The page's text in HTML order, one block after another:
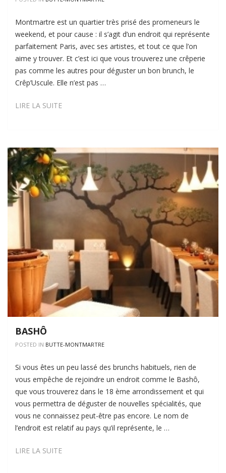
Montmartre est un quartier très prisé des promeneurs le
weekend, et pour cause : il s’agit d’un endroit qui représente
parfaitement Paris, avec ses artistes, et tout ce que l’on
aime y trouver. Et c’est ici que vous trouverez une crêperie
pas comme les autres pour déguster un bon brunch, le
Crêp’Uscule. Elle n’est pas …
LIRE LA SUITECRÊP’USCULE
BASHÔ
POSTED IN BUTTE-MONTMARTRE
Si vous êtes un peu lassé des brunchs habituels, rien de
vous empêche de rejoindre un endroit comme le Bashô,
que vous trouverez dans le 18 ème arrondissement et qui
vous permettra de déguster de nouvelles spécialités, que
vous ne connaissez peut-être pas encore. Le nom de
l’endroit est relatif au pays qu’il représente, le …
LIRE LA SUITEBASHÔ